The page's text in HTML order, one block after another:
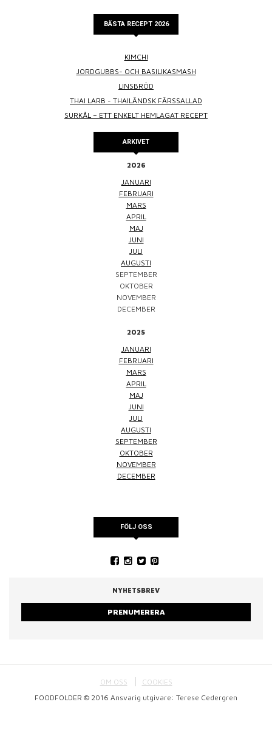
BÄSTA RECEPT 2026
KIMCHI
JORDGUBBS- OCH BASILIKASMASH
LINSBRÖD
THAI LARB - THAILÄNDSK FÄRSSALLAD
SURKÅL – ETT ENKELT HEMLAGAT RECEPT
ARKIVET
2026
JANUARI
FEBRUARI
MARS
APRIL
MAJ
JUNI
JULI
AUGUSTI
SEPTEMBER
OKTOBER
NOVEMBER
DECEMBER
2025
JANUARI
FEBRUARI
MARS
APRIL
MAJ
JUNI
JULI
AUGUSTI
SEPTEMBER
OKTOBER
NOVEMBER
DECEMBER
FÖLJ OSS
NYHETSBREV
PRENUMERERA
OM OSS
COOKIES
FOODFOLDER © 2016 Ansvarig utgivare: Terese Cedergren